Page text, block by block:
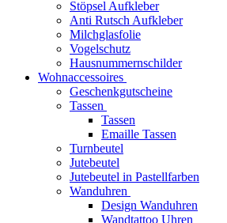
Stöpsel Aufkleber
Anti Rutsch Aufkleber
Milchglasfolie
Vogelschutz
Hausnummernschilder
Wohnaccessoires
Geschenkgutscheine
Tassen
Tassen
Emaille Tassen
Turnbeutel
Jutebeutel
Jutebeutel in Pastellfarben
Wanduhren
Design Wanduhren
Wandtattoo Uhren